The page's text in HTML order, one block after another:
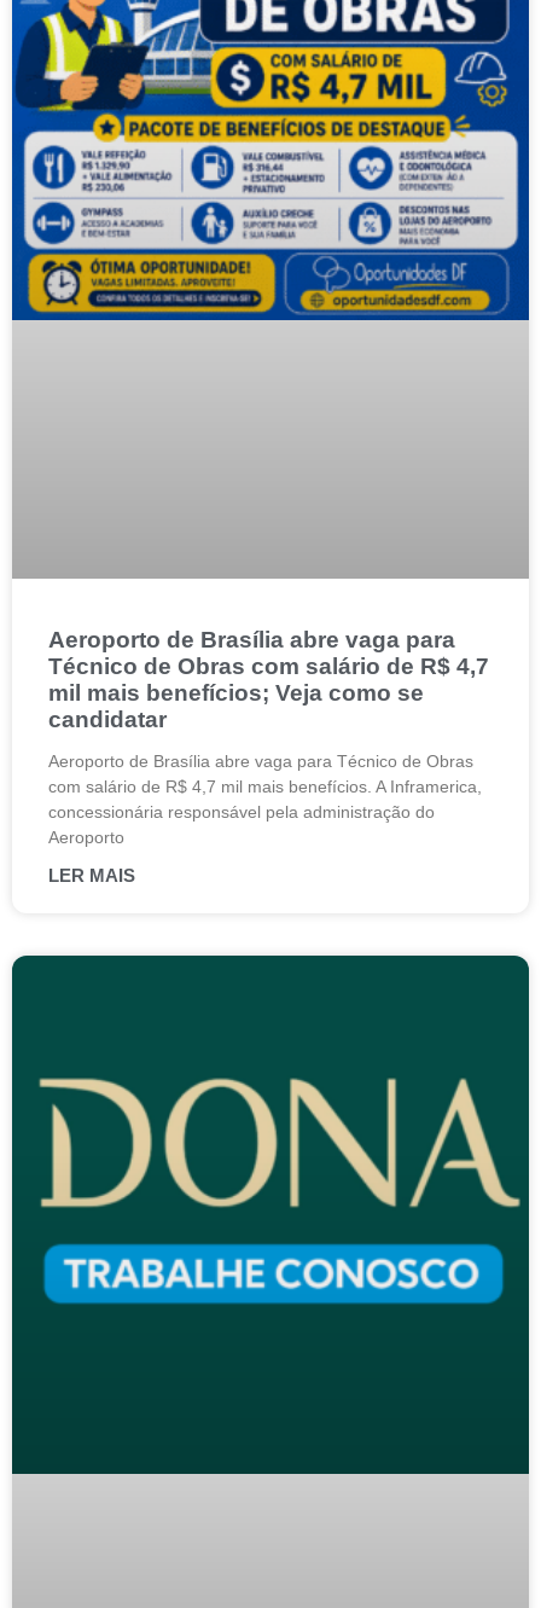
Aeroporto de Brasília abre vaga para
Técnico de Obras com salário de R$ 4,7
mil mais benefícios; Veja como se
candidatar
Aeroporto de Brasília abre vaga para Técnico de Obras
com salário de R$ 4,7 mil mais benefícios. A Inframerica,
concessionária responsável pela administração do
Aeroporto
LER MAIS